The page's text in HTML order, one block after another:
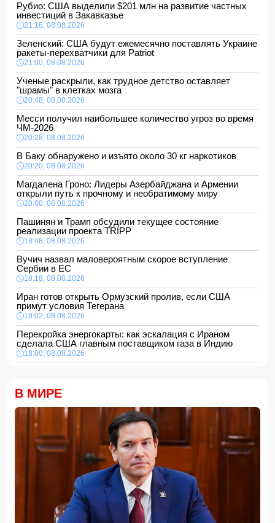
Рубио: США выделили $201 млн на развитие частных
инвестиций в Закавказье
21:16, 08.08.2026
Зеленский: США будут ежемесячно поставлять Украине
ракеты-перехватчики для Patriot
21:00, 08.08.2026
Ученые раскрыли, как трудное детство оставляет
"шрамы" в клетках мозга
20:48, 08.08.2026
Месси получил наибольшее количество угроз во время
ЧМ-2026
20:28, 08.08.2026
В Баку обнаружено и изъято около 30 кг наркотиков
20:20, 08.08.2026
Магдалена Гроно: Лидеры Азербайджана и Армении
открыли путь к прочному и необратимому миру
20:00, 08.08.2026
Пашинян и Трамп обсудили текущее состояние
реализации проекта TRIPP
18:48, 08.08.2026
Вучич назвал маловероятным скорое вступление
Сербии в ЕС
18:18, 08.08.2026
Иран готов открыть Ормузский пролив, если США
примут условия Тегерана
18:02, 08.08.2026
Перекройка энергокарты: как эскалация с Ираном
сделала США главным поставщиком газа в Индию
18:00, 08.08.2026
16:48, 08.08.2026
Турция ограничивает проход коммерческих судов в
Черное море
16:28, 08.08.2026
Каковы основные признаки гормональных нарушений?-
МЧС Азербайджана выступило с экстренным
предупреждением для населения
16:00, 08.08.2026
В МИРЕ